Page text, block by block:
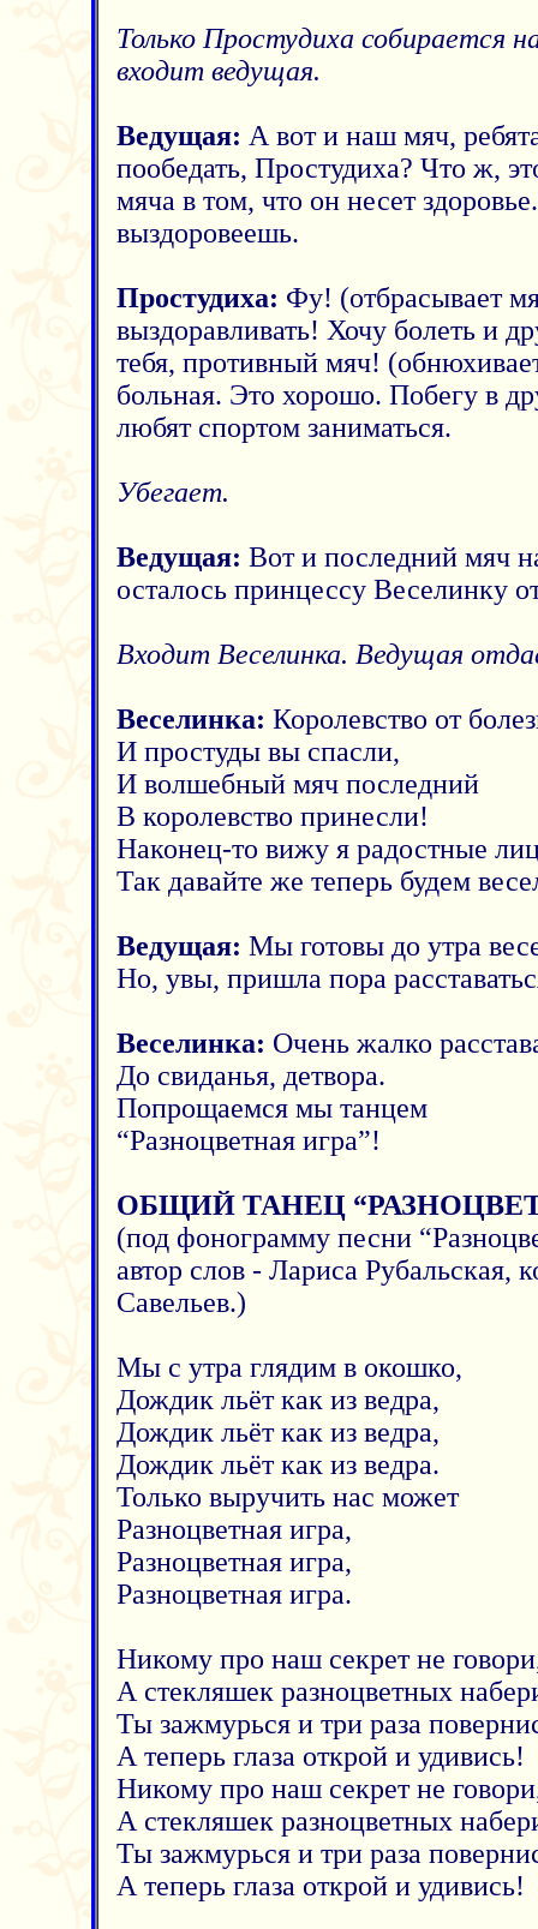
Только Простудиха собирается
входит ведущая.
Ведущая: А вот и наш мяч,
пообедать, Простудиха? Что ж,
мяча в том, что он несет
выздоровеешь.
Простудиха: Фу! (отбрасывает
выздоравливать! Хочу болеть и
тебя, противный мяч!
больная. Это хорошо. Побегу в
любят спортом заниматься.
Убегает.
Ведущая: Вот и последний мяч
осталось принцессу Веселинку
Входит Веселинка. Ведущая
Веселинка: Королевство от
И простуды вы спасли,
И волшебный мяч последний
В королевство принесли!
Наконец-то вижу я радостные
Так давайте же теперь будем
Ведущая: Мы готовы до утра
Но, увы, пришла пора
Веселинка: Очень жалко
До свиданья, детвора.
Попрощаемся мы танцем
“Разноцветная игра”!
ОБЩИЙ ТАНЕЦ
(под фонограмму песни
автор слов - Лариса Рубальская,
Савельев.)
Мы с утра глядим в окошко,
Дождик льёт как из ведра,
Дождик льёт как из ведра,
Дождик льёт как из ведра.
Только выручить нас может
Разноцветная игра,
Разноцветная игра,
Разноцветная игра.
Никому про наш секрет не
А стекляшек разноцветных
Ты зажмурься и три раза
А теперь глаза открой и удивись!
Никому про наш секрет не
А стекляшек разноцветных
Ты зажмурься и три раза
А теперь глаза открой и удивись!